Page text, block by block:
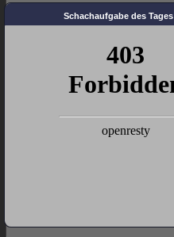
Schachaufgabe des Tages